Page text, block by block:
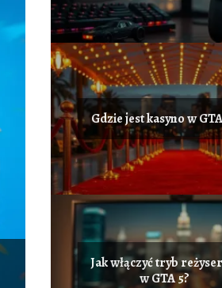
Gdzie jest kasyno w
Jak włączyć tryb
w GTA 5?